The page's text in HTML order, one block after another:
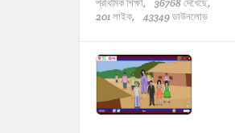
প্রাথমিক শিক্ষা,
36768 দেখেছে,
201 লাইক,
43349 ডাউনলোড